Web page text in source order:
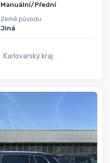
Manuální/Přední
Země původu
Jiná
Karlovarský kraj